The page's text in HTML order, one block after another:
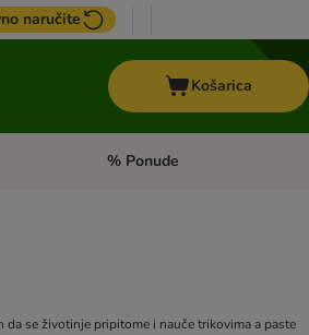
naručite
Košarica
VET hrana Pregled kategorija: Top marke
% Ponude
se životinje pripitome i nauče trikovima a paste